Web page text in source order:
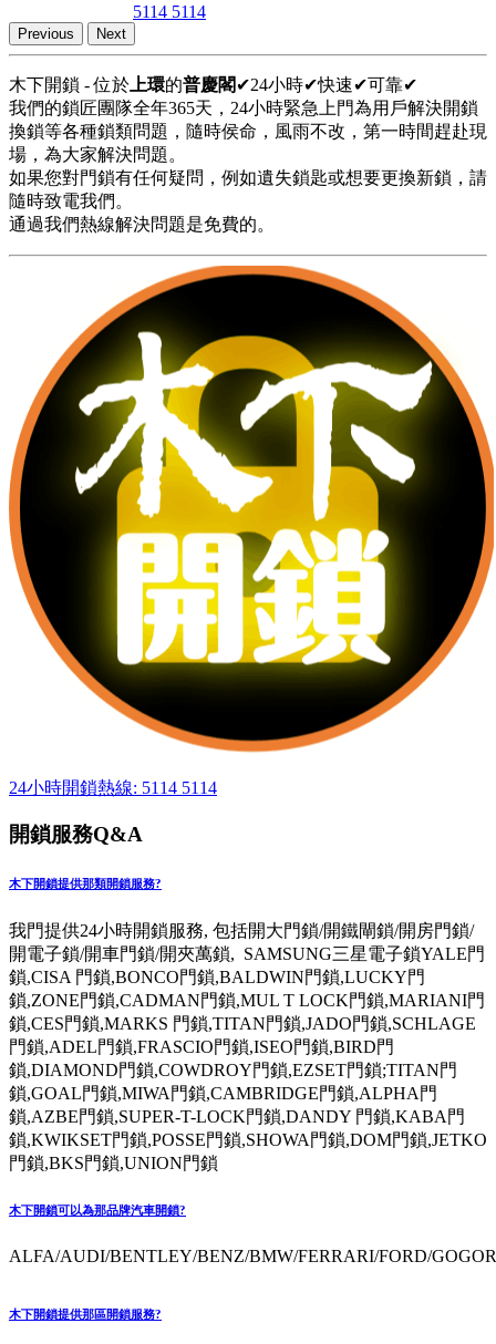
5114 5114
Previous Next
木下開鎖 - 位於 上環的普慶閣 ✔24小時✔快速✔可靠✔
我們的鎖匠團隊全年365天，24小時緊急上門為用戶解決開鎖
換鎖等各種鎖類問題，隨時侯命，風雨不改，第一時間趕赴現
場，為大家解決問題。
如果您對門鎖有任何疑問，例如遺失鎖匙或想要更換新鎖，請
隨時致電我們。
通過我們熱線解決問題是免費的。
24小時開鎖熱線: 5114 5114
開鎖服務Q&A
木下開鎖提供那類開鎖服務?
我門提供24小時開鎖服務, 包括開大門鎖/開鐵閘鎖/開房門鎖/
開電子鎖/開車門鎖/開夾萬鎖, SAMSUNG三星電子鎖YALE門
鎖,CISA 門鎖,BONCO門鎖,BALDWIN門鎖,LUCKY門
鎖,ZONE門鎖,CADMAN門鎖,MUL T LOCK門鎖,MARIANI門
鎖,CES門鎖,MARKS 門鎖,TITAN門鎖,JADO門鎖,SCHLAGE
門鎖,ADEL門鎖,FRASCIO門鎖,ISEO門鎖,BIRD門
鎖,DIAMOND門鎖,COWDROY門鎖,EZSET門鎖;TITAN門
鎖,GOAL門鎖,MIWA門鎖,CAMBRIDGE門鎖,ALPHA門
鎖,AZBE門鎖,SUPER-T-LOCK門鎖,DANDY 門鎖,KABA門
鎖,KWIKSET門鎖,POSSE門鎖,SHOWA門鎖,DOM門鎖,JETKO
門鎖,BKS門鎖,UNION門鎖
木下開鎖可以為那品牌汽車開鎖?
ALFA/AUDI/BENTLEY/BENZ/BMW/FERRARI/FORD/
木下開鎖提供那區開鎖服務?